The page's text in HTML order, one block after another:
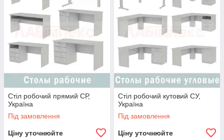
Стіл робочий прямий СР,
Україна
Під замовлення
Ціну уточнюйте
Стіл робочий кутовий СУ,
Україна
Під замовлення
Ціну уточнюйте